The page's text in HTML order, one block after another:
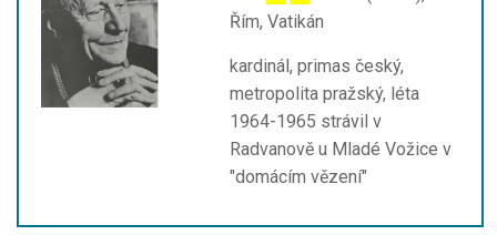
Řím, Vatikán
kardinál, primas český,
metropolita pražský, léta
1964-1965 strávil v
Radvanově u Mladé Vožice v
"domácím vězení"